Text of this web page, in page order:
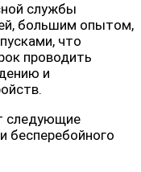
службы
большим опытом,
что
проводить
и
следующие
бесперебойного